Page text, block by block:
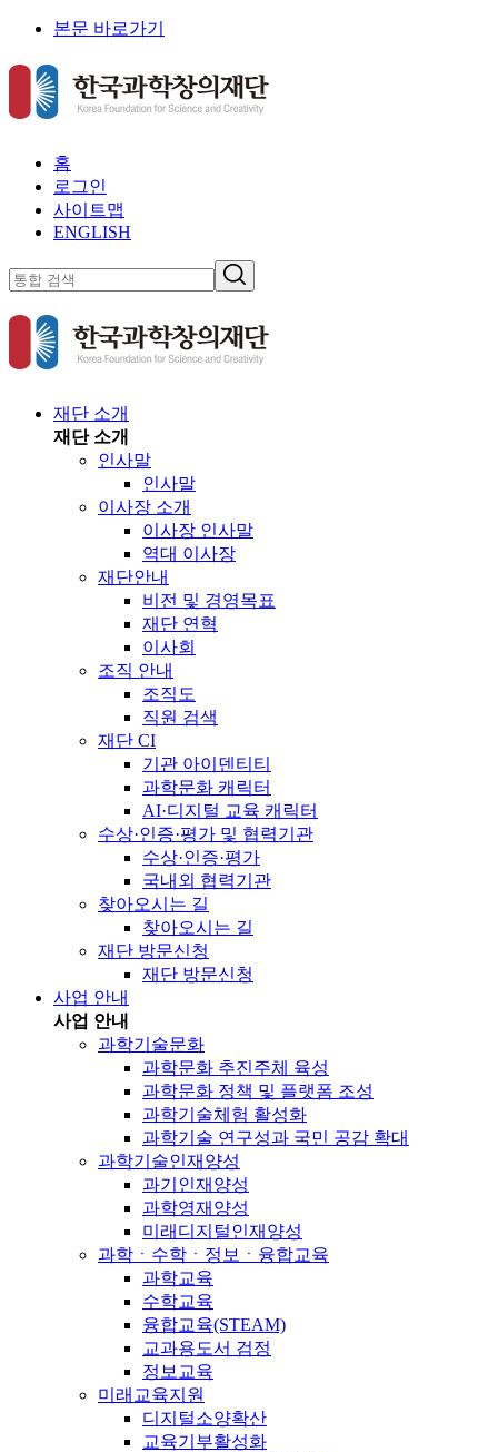
본문 바로가기
홈
로그인
사이트맵
ENGLISH
재단 소개
재단 소개
인사말
인사말
이사장 소개
이사장 인사말
역대 이사장
재단안내
비전 및 경영목표
재단 연혁
이사회
조직 안내
조직도
직원 검색
재단 CI
기관 아이덴티티
과학문화 캐릭터
AI·디지털 교육 캐릭터
수상·인증·평가 및 협력기관
수상·인증·평가
국내외 협력기관
찾아오시는 길
찾아오시는 길
재단 방문신청
재단 방문신청
사업 안내
사업 안내
과학기술문화
과학문화 추진주체 육성
과학문화 정책 및 플랫폼 조성
과학기술체험 활성화
과학기술 연구성과 국민 공감 확대
과학기술인재양성
과기인재양성
과학영재양성
미래디지털인재양성
과학ㆍ수학ㆍ정보ㆍ융합교육
과학교육
수학교육
융합교육(STEAM)
교과용도서 검정
정보교육
미래교육지원
디지털소양확산
교육기부활성화